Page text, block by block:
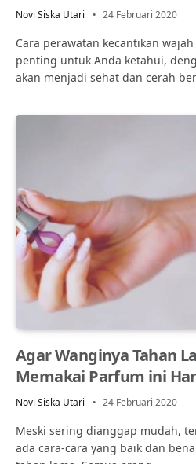
Novi Siska Utari 24 Februari 2020
Cara perawatan kecantikan
penting untuk Anda ketahui,
akan menjadi sehat dan cerah
Agar Wanginya Tahan
Memakai Parfum ini
Novi Siska Utari 24 Februari 2020
Meski sering dianggap mudah,
ada cara-cara yang baik dan